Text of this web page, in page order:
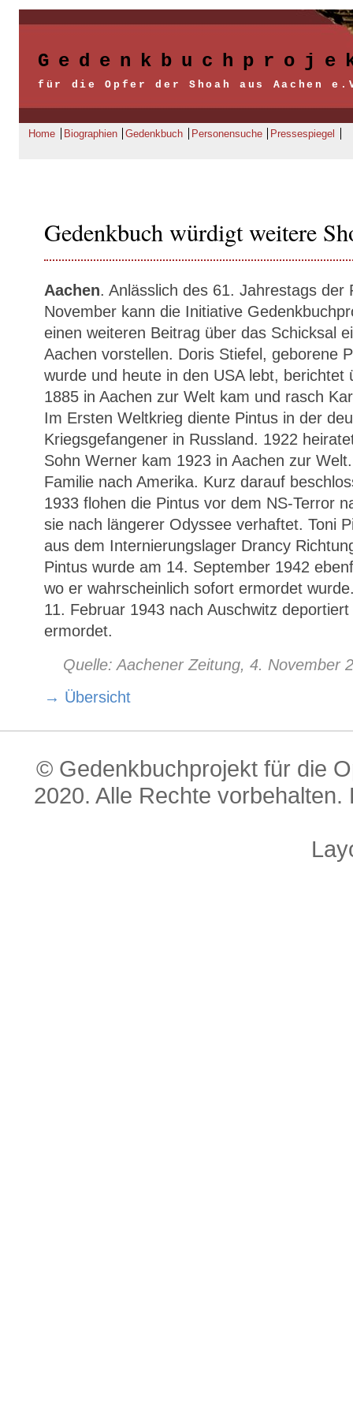
für die Opfer der Shoah aus Aachen
Home Biographien Gedenkbuch Personensuche Pressespiegel
Gedenkbuch würdigt weitere
Aachen. Anlässlich des 61. Jahrestags der
November kann die Initiative
einen weiteren Beitrag über das Schicksal
Aachen vorstellen. Doris Stiefel, geborene
wurde und heute in den USA lebt, berichtet
1885 in Aachen zur Welt kam und rasch
Im Ersten Weltkrieg diente Pintus in der
Kriegsgefangener in Russland. 1922
Sohn Werner kam 1923 in Aachen zur
Familie nach Amerika. Kurz darauf
1933 flohen die Pintus vor dem NS-Terror
sie nach längerer Odyssee verhaftet. Toni
aus dem Internierungslager Drancy
Pintus wurde am 14. September 1942
wo er wahrscheinlich sofort ermordet
11. Februar 1943 nach Auschwitz
ermordet.
Quelle: Aachener Zeitung, 4. November
→ Übersicht
© Gedenkbuchprojekt für die
2020. Alle Rechte